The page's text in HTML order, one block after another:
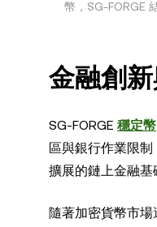
幣，SG-FORGE
金融創
SG-FORGE 穩定幣
區與銀行作業限
擴展的鏈上金融基
隨著加密貨幣市場